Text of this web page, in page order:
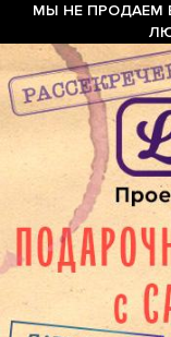
МЫ НЕ ПРОДАЕМ